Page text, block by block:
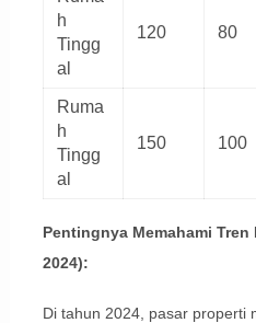
h
Tingg
al
120 80
Ruma
h
Tingg
al
150 100
Pentingnya Memahami
2024):
Di tahun 2024, pasar properti